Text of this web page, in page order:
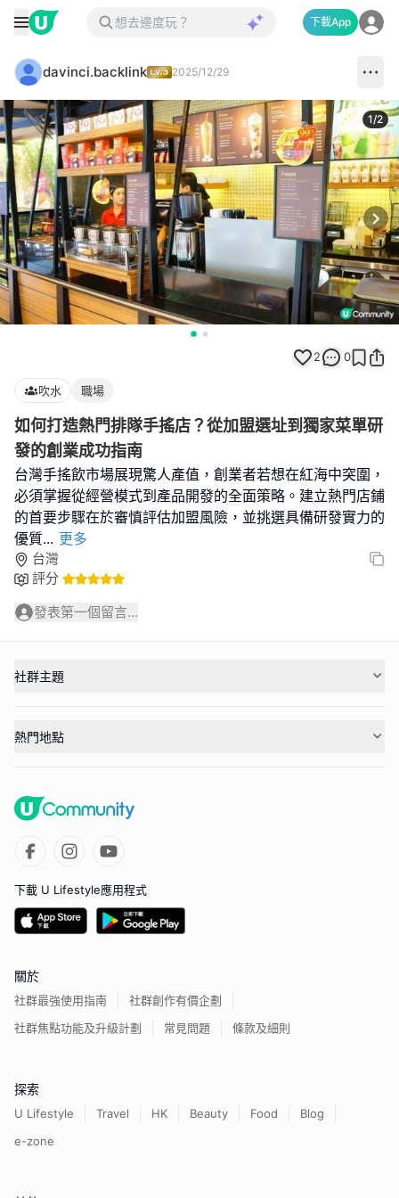
下載App
davinci.backlink 2025/12/29
1/2
2 0
吹水 職場
如何打造熱門排隊手搖店？從加盟選址到獨家菜單研
發的創業成功指南
台灣手搖飲市場展現驚人產值，創業者若想在紅海中突圍，
必須掌握從經營模式到產品開發的全面策略。建立熱門店鋪
的首要步驟在於審慎評估加盟風險，並挑選具備研發實力的
優質... 更多
台灣
評分
發表第一個留言...
社群主題
熱門地點
下載 U Lifestyle應用程式
關於
社群最強使用指南
社群創作有價企劃
社群焦點功能及升級計劃
常見問題 條款及細則
探索
U Lifestyle Travel HK Beauty Food
Blog
e-zone